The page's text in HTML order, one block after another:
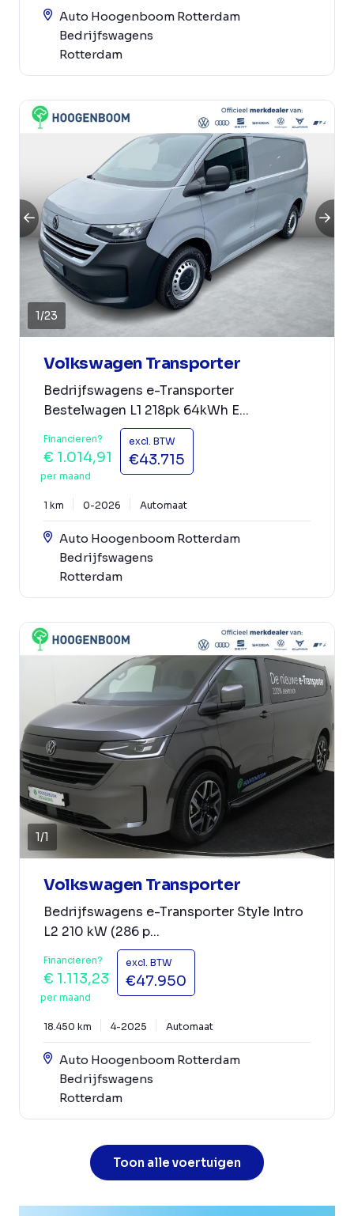
Auto Hoogenboom Rotterdam
Bedrijfswagens
Rotterdam
1/23
Volkswagen Transporter
Bedrijfswagens e-Transporter
Bestelwagen L1 218pk 64kWh E...
Financieren?
€ 1.014,91
per maand
excl. BTW
€43.715
1 km 0-2026 Automaat
Auto Hoogenboom Rotterdam
Bedrijfswagens
Rotterdam
1/1
Volkswagen Transporter
Bedrijfswagens e-Transporter Style Intro
L2 210 kW (286 p...
Financieren?
€ 1.113,23
per maand
excl. BTW
€47.950
18.450 km 4-2025 Automaat
Auto Hoogenboom Rotterdam
Bedrijfswagens
Rotterdam
Toon alle voertuigen